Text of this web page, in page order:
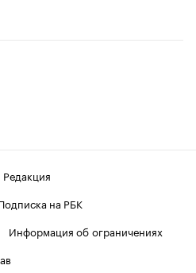
Редакция
на РБК
Информация об ограничениях